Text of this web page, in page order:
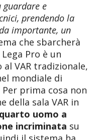
guardare e
prendendo la
importante, un
che sbarcherà
Pro è un
VAR tradizionale,
mondiale di
prima cosa non
della sala VAR in
uomo a
incriminata su